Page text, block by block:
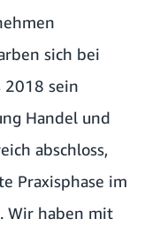
sich bei
2018 sein
Handel und
abschloss,
Praxisphase im
Wir haben mit